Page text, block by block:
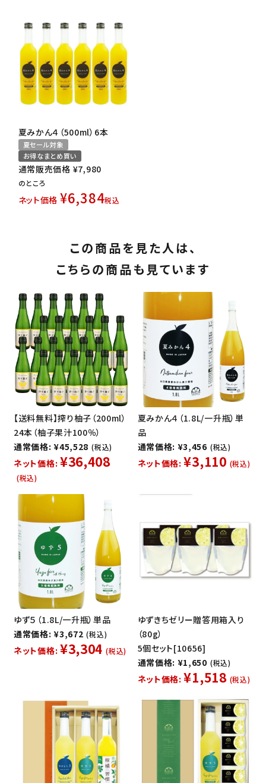
夏みかん４（500ml）6本
夏セール対象
お得なまとめ買い
通常販売価格 ¥7,980
のところ
ネット価格 ¥6,384税込
この商品を見た人は、
こちらの商品も見ています
【送料無料】搾り柚子（200ml）
24本（柚子果汁100％）
通常価格: ¥45,528 (税込)
ネット価格: ¥36,408
(税込)
夏みかん４（1.8L/一升瓶）単
品
通常価格: ¥3,456 (税込)
ネット価格: ¥3,110 (税込)
ゆず５（1.8L/一升瓶）単品
通常価格: ¥3,672 (税込)
ネット価格: ¥3,304 (税込)
ゆずきちゼリー贈答用箱入り
（80g）
5個セット[10656]
通常価格: ¥1,650 (税込)
ネット価格: ¥1,518 (税込)